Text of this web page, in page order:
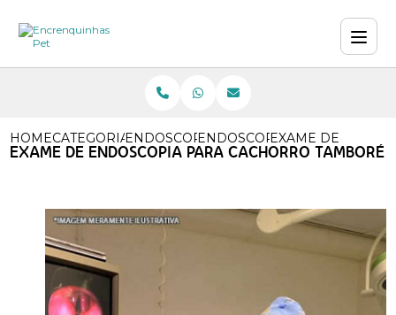
HOMECATEGORIASENDOSCOPIA PARA CACHORROS
ENDOSCOPIA EM CAO
EXAME DE
EXAME DE ENDOSCOPIA PARA CACHORRO TAMBORÉ